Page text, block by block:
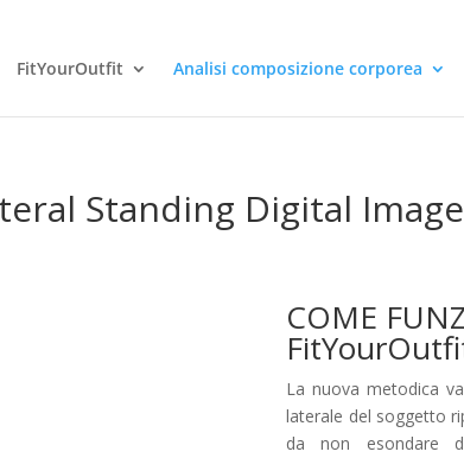
FitYourOutfit Analisi composizione corporea
Standing Digital
COME
La nuova metodica
laterale del soggetto
da non esondare